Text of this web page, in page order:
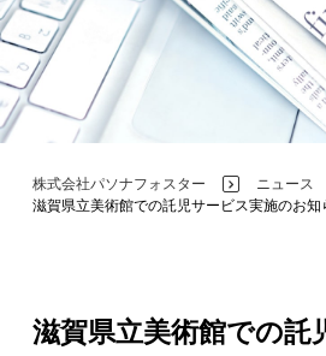
株式会社パソナフォスター >ニュース
滋賀県立美術館での託児サービス実施のお知
滋賀県立美術館での託